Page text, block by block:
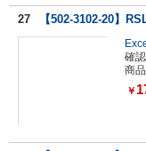
27 【502-3102-20】
確
商
￥